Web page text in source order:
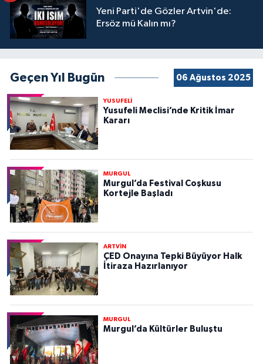
Yeni Parti'de Gözler Artvin'de:
Ersöz mü Kalın mı?
Geçen Yıl Bugün 06 Ağustos 2025
YUSUFELİ
Yusufeli Meclisi’nde Kritik İmar
Kararı
MURGUL
Murgul’da Festival Coşkusu
Kortejle Başladı
ARTVİN
ÇED Onayına Tepki Büyüyor Halk
İtiraza Hazırlanıyor
MURGUL
Murgul’da Kültürler Buluştu